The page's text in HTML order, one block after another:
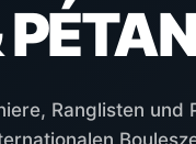
Ranglisten und